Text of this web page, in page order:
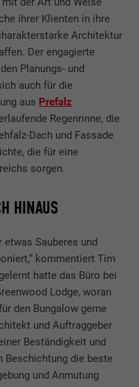
ihrer Klienten in ihre
Architektur
Der engagierte
Planungs- und
auch für die
aus Prefalz
Regenrinne, die
Dach und Fassade
die für eine
sorgen.
HINAUS
etwas Sauberes und
kommentiert Tim
hatte das Büro bei
Lodge, woran
den Bungalow gerne
und Auftraggeber
Beständigkeit und
Beschichtung die beste
und Anmutung